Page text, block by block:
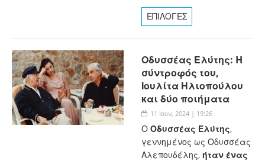
ΕΠΙΛΟΓΕΣ
Οδυσσέας Ελύτης: H
σύντροφός του,
Ιουλίτα Ηλιοπούλου
και δύο ποιήματα
11 Ιουν, 2024 | 19:26
Ο Οδυσσέας Ελύτης,
γεννημένος ως Οδυσσέας
Αλεπουδέλης, ήταν ένας